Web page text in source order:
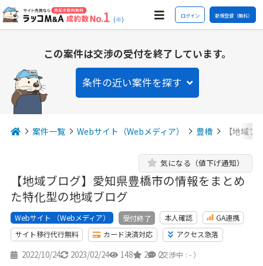
(※) ログイン 新規登録（無料）
この案件は交渉の受付を終了しています。
条件の近い案件を探す
案件一覧 Webサイト（Webメディア） 豊橋 【地域
【地域ブログ】愛知県豊橋市の情報をまとめ
た特化型の地域ブログ
気になる（値下げ通知）
Webサイト （Webメディア） 受付終了 本人確認
GA連携
サイト移行代行無料
カード決済対応 アクセス急落
2022/10/24 2023/02/24 148 2 2
（交渉中 : - ）